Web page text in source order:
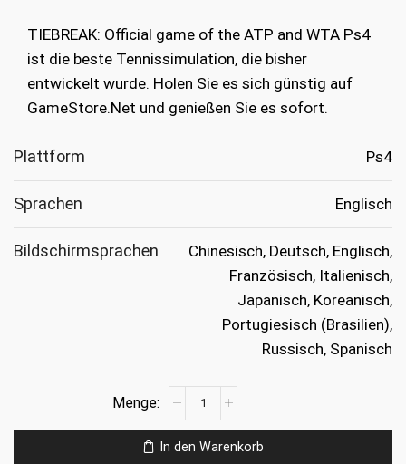
TIEBREAK: Official game of the ATP and WTA Ps4
ist die beste Tennissimulation, die bisher
entwickelt wurde. Holen Sie es sich günstig auf
GameStore.Net und genießen Sie es sofort.
Plattform Ps4
Sprachen Englisch
Bildschirmsprachen
Chinesisch, Deutsch, Englisch,
Französisch, Italienisch,
Japanisch, Koreanisch,
Portugiesisch (Brasilien),
Russisch, Spanisch
game
of
In den Warenkorb